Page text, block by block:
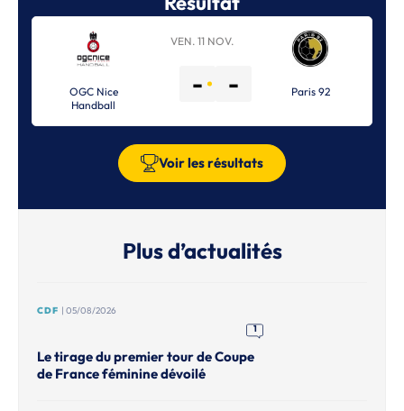
OGC Nice
Handball
VEN. 11 NOV.
- - Paris 92
Voir les résultats
Plus d’actualités
CDF | 05/08/2026
1
Le tirage du premier tour de Coupe
de France féminine dévoilé